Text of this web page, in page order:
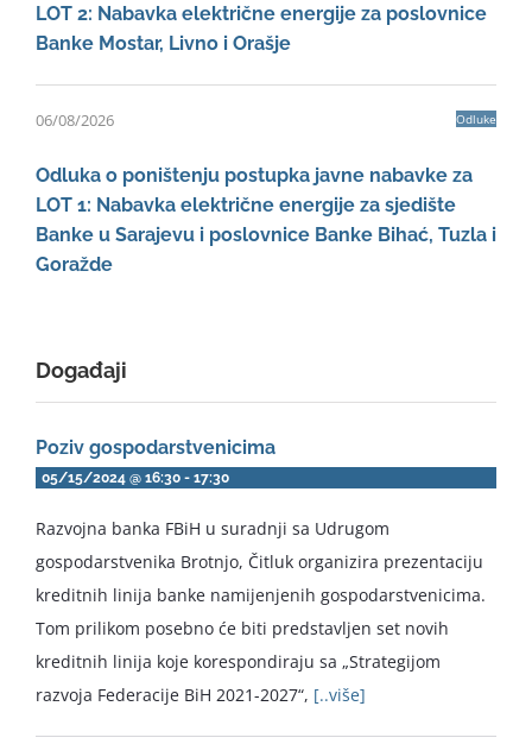
LOT 2: Nabavka električne energije za poslovnice
Banke Mostar, Livno i Orašje
Odluke
06/08/2026
Odluka o poništenju postupka javne nabavke za
LOT 1: Nabavka električne energije za sjedište
Banke u Sarajevu i poslovnice Banke Bihać, Tuzla i
Goražde
Događaji
Poziv gospodarstvenicima
05/15/2024 @ 16:30 - 17:30
Razvojna banka FBiH u suradnji sa Udrugom
gospodarstvenika Brotnjo, Čitluk organizira prezentaciju
kreditnih linija banke namijenjenih gospodarstvenicima.
Tom prilikom posebno će biti predstavljen set novih
kreditnih linija koje korespondiraju sa „Strategijom
razvoja Federacije BiH 2021-2027“, [..više]